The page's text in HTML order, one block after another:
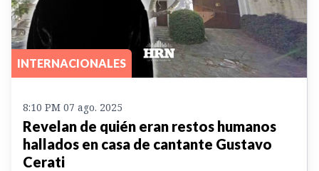
INTERNACIONALES
8:10 PM 07 ago. 2025
Revelan de quién eran restos humanos
hallados en casa de cantante Gustavo
Cerati